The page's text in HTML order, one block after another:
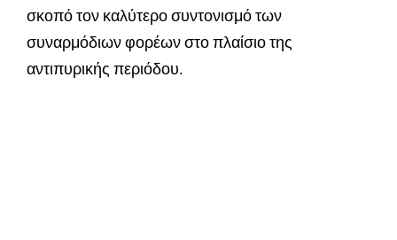
σκοπό τον καλύτερο συντονισμό των
συναρμόδιων φορέων στο πλαίσιο της
αντιπυρικής περιόδου.